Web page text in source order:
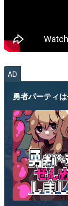
AD
勇者パーティ